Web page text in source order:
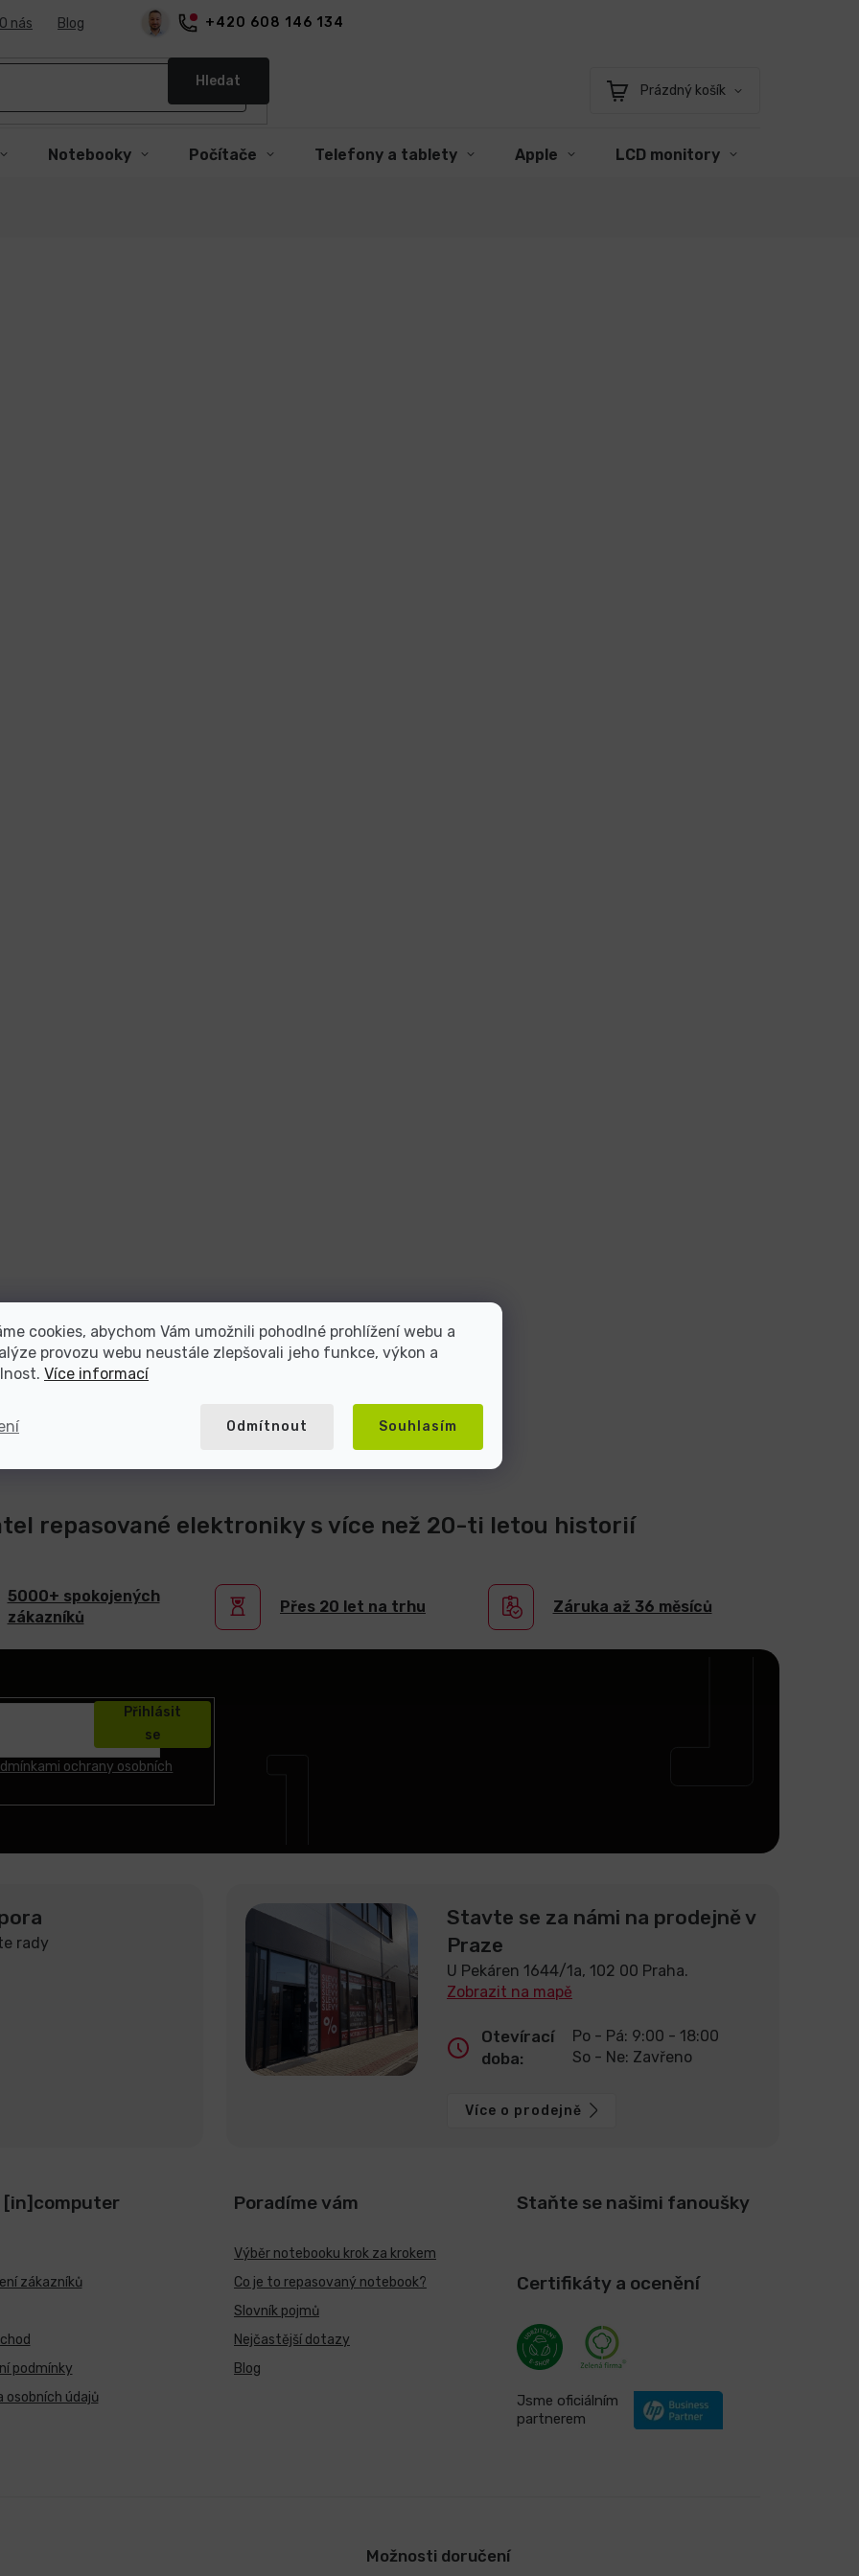
cookies, abychom Vám umožnili pohodlné prohlížení webu a
provozu webu neustále zlepšovali jeho funkce, výkon a
Více informací
Odmítnout Souhlasím
+420 608 146 134
O nás Blog
Hledat
Nákupní
Prázdný košík
Notebooky Počítače Telefony a tablety Apple LCD monitory
repasované elektroniky s více než 20-ti letou historií
5000+ spokojených
zákazníků
Přes 20 let na trhu Záruka až 36 měsíců
ochrany osobních
Přihlásit
se
rady
Stavte se za námi na prodejně v
Praze
U Pekáren 1644/1a, 102 00 Praha.
Zobrazit na mapě
Otevírací
doba:
Po - Pá: 9:00 - 18:00
So - Ne: Zavřeno
Více o prodejně
[in]computer
zákazníků
podmínky
osobních údajů
Poradíme vám
Výběr notebooku krok za krokem
Co je to repasovaný notebook?
Slovník pojmů
Nejčastější dotazy
Blog
Staňte se našimi fanoušky
Certifikáty a ocenění
Jsme oficiálním
partnerem
Možnosti doručení